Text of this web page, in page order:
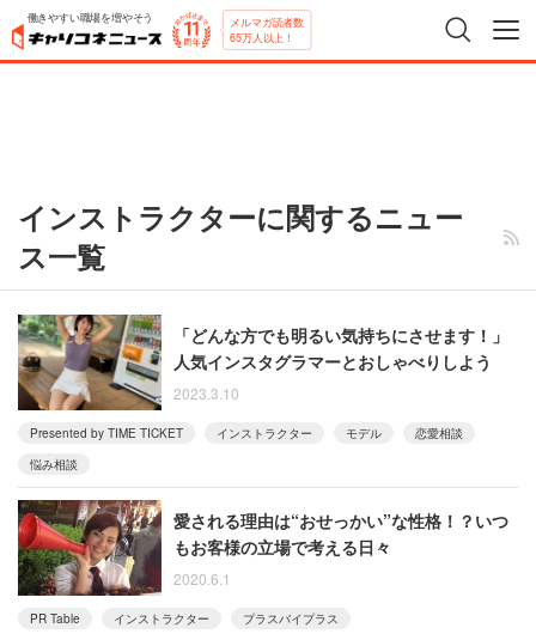
働きやすい職場を増やそう メルマガ読者数
65万人以上！
インストラクターに関するニュー
ス一覧
「どんな方でも明るい気持ちにさせます！」
人気インスタグラマーとおしゃべりしよう
2023.3.10
Presented by TIME TICKET インストラクター モデル
恋愛相談
悩み相談
愛される理由は“おせっかい”な性格！？いつ
もお客様の立場で考える日々
2020.6.1
PR Table インストラクター プラスバイプラス